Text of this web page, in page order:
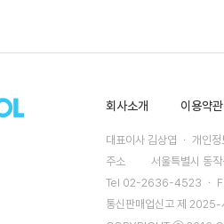
회사소개 이용약관
대표이사 김상엽 ㆍ 개인
주소
서울특별시 동
Tel 02-2636-4523 ㆍ
통신판매업신고 제